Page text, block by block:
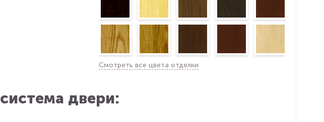
Смотреть все цвета отделки
двери: